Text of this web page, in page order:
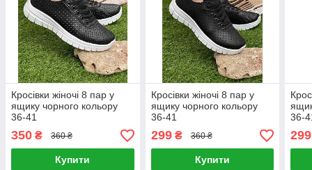
Кросівки жіночі 8 пар у
ящику чорного кольору
36-41
350 ₴ 360 ₴
Купити
Кросівки жіночі 8 пар у
ящику чорного кольору
36-41
299₴ 360 ₴
Купити
36-
299